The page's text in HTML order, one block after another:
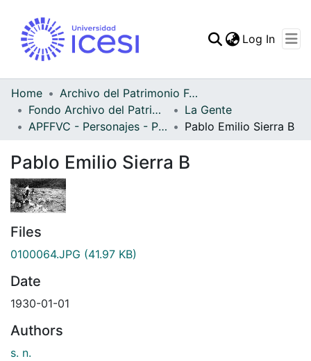
Statistics
Log In
Home
Archivo del Patrimonio Fotográfico y Fílmico del Valle del Cauca
Fondo Archivo del Patrimonio Fotográfico y Fílmico del Valle del Cauca
La Gente
APFFVC - Personajes - Patrimonial
Pablo Emilio Sierra B
Pablo Emilio Sierra B
Files
0100064.JPG (41.97 KB)
Date
1930-01-01
Authors
s. n.